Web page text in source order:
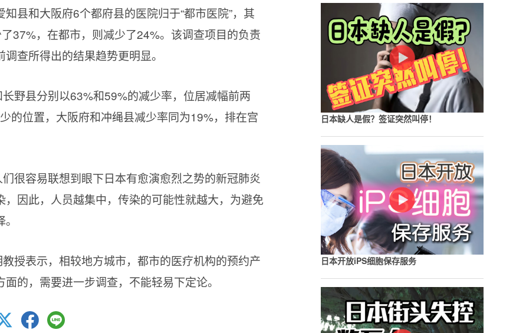
县和大阪府6个都府县的医院归于“都市医院”，其
37%，在都市，则减少了24%。该调查项目的负责
查所得出的结果趋势更明显。
野县分别以63%和59%的减少率，位居减幅前两
的位置，大阪府和冲绳县减少率同为19%，排在宫
很容易联想到眼下日本有愈演愈烈之势的新冠肺炎
因此，人员越集中，传染的可能性就越大，为避免
授表示，相较地方城市，都市的医疗机构的预约产
的，需要进一步调查，不能轻易下定论。
日本缺人是假？签证突然叫停！
日本开放iPS细胞保存服务